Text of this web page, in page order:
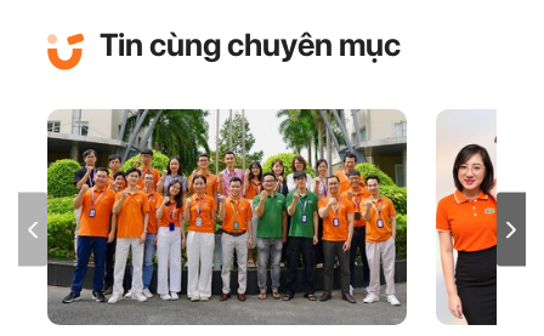
Tin cùng chuyên mục